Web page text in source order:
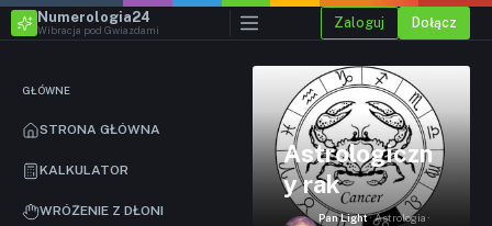
GŁÓWNE
STRONA GŁÓWNA
KALKULATOR
WRÓŻENIE Z DŁONI
Numerologia24
Wibracja pod Gwiazdami Zaloguj Dołącz
Astrologiczn
y rak
Pan Light· Astrologia ·